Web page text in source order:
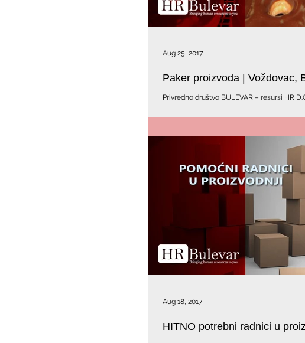
Paker proizvoda | Voždovac,
Privredno društvo BULEVAR – resursi HR D.O.O
Aug 25, 2017
HITNO potrebni radnici u
Aug 18, 2017